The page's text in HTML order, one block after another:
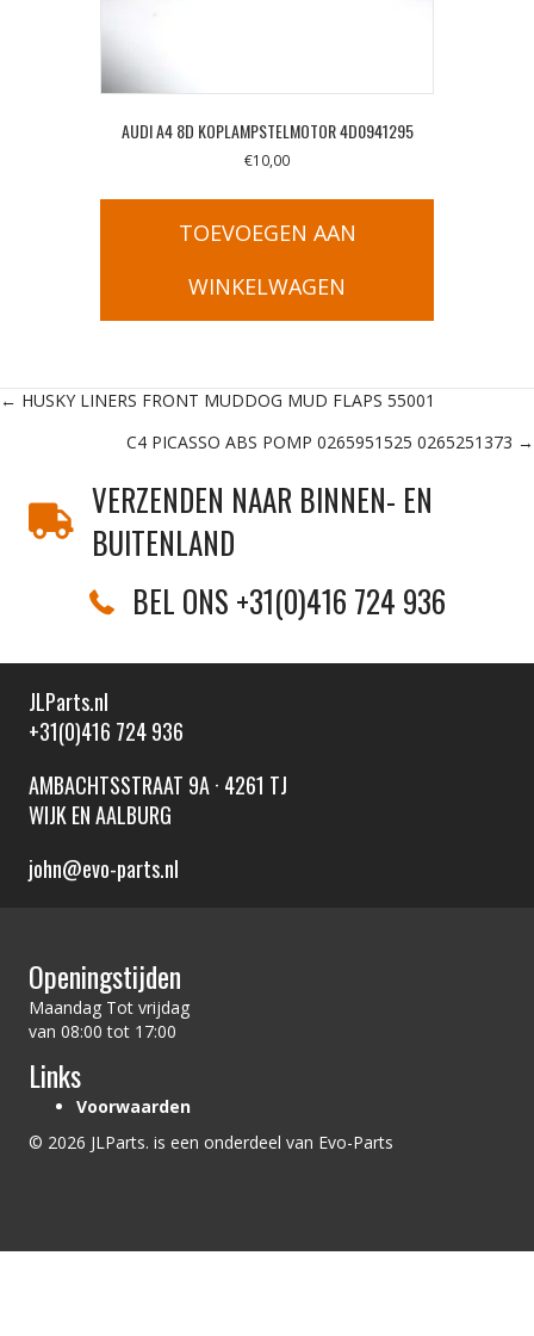
AUDI A4 8D KOPLAMPSTELMOTOR 4D0941295
€10,00
TOEVOEGEN AAN
WINKELWAGEN
Posts
navigation
← HUSKY LINERS FRONT MUDDOG MUD FLAPS 55001
C4 PICASSO ABS POMP 0265951525 0265251373 →
VERZENDEN NAAR BINNEN- EN
BUITENLAND
BEL ONS +31(0)416 724 936
JLParts.nl
+31(0)416 724 936
AMBACHTSSTRAAT 9A · 4261 TJ
WIJK EN AALBURG
john@evo-parts.nl
Openingstijden
Maandag Tot vrijdag
van 08:00 tot 17:00
Links
Voorwaarden
© 2026 JLParts. is een onderdeel van Evo-Parts